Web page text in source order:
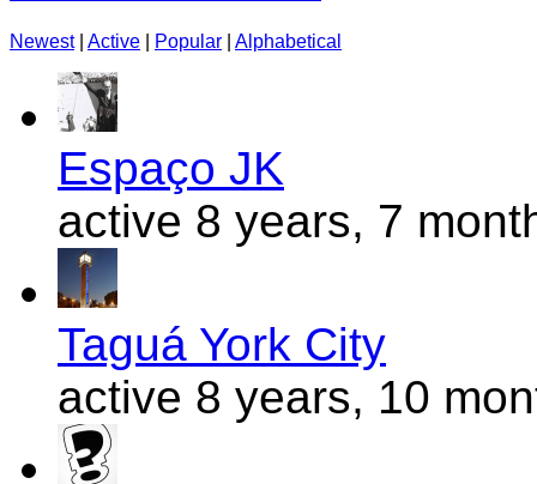
Newest Active Popular Alphabetical
Espaço JK
active 8 years, 7
Taguá York City
active 8 years, 10